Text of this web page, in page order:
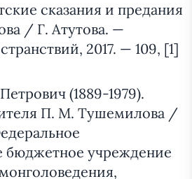
сказания и предания
/ Г. Атутова. —
2017. — 109, [1]
(1889-1979).
П. М. Тушемилова /
бюджетное учреждение